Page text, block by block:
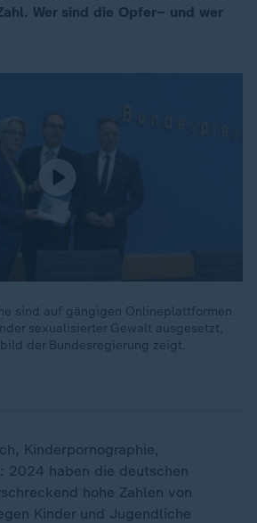
Wer sind die Opfer– und wer
sind auf gängigen Onlineplattformen
sexualisierter Gewalt ausgesetzt,
der Bundesregierung zeigt.
Kinderpornographie,
2024 haben die deutschen
hohe Zahlen von
Kinder und Jugendliche